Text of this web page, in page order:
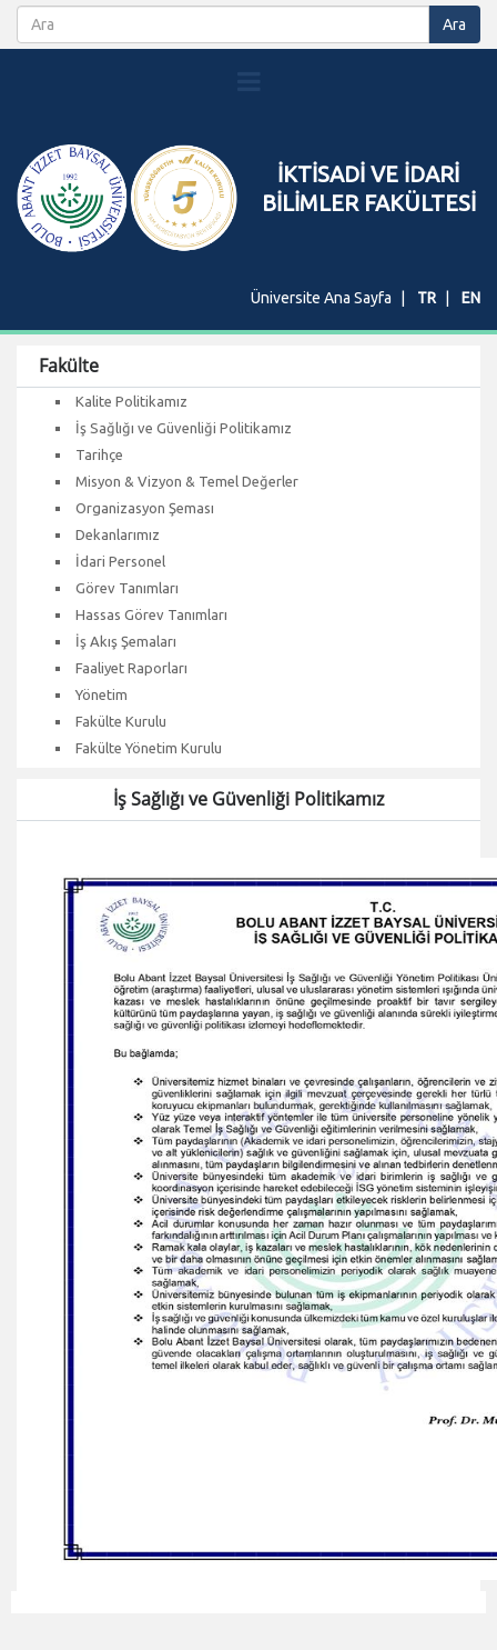
İKTİSADİ VE İDARİ
BİLİMLER FAKÜLTESİ
Üniversite Ana Sayfa TR EN
Fakülte
Kalite Politikamız
İş Sağlığı ve Güvenliği Politikamız
Tarihçe
Misyon & Vizyon & Temel Değerler
Organizasyon Şeması
Dekanlarımız
İdari Personel
Görev Tanımları
Hassas Görev Tanımları
İş Akış Şemaları
Faaliyet Raporları
Yönetim
Fakülte Kurulu
Fakülte Yönetim Kurulu
İş Sağlığı ve Güvenliği Politikamız